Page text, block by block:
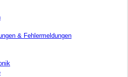
& Fehlermeldungen